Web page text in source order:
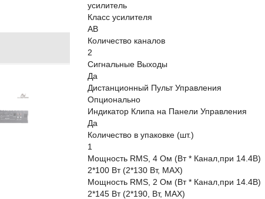
усилитель
Класс усилителя
AB
Количество каналов
2
Сигнальные Выходы
Да
Дистанционный Пульт Управления
Опционально
Индикатор Клипа на Панели Управления
Да
Количество в упаковке (шт.)
1
Мощность RMS, 4 Ом (Вт * Канал,при 14.4В)
2*100 Вт (2*130 Вт, МАХ)
Мощность RMS, 2 Ом (Вт * Канал,при 14.4В)
2*145 Вт (2*190, Вт, MAX)